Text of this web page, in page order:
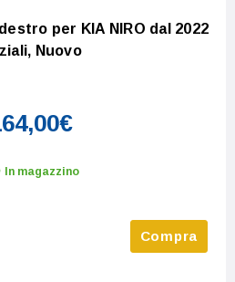
per KIA NIRO dal 2022
Nuovo
In magazzino
Compra